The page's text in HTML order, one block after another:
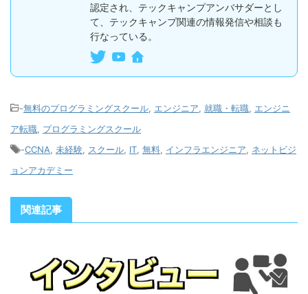
認定され、テックキャンプアンバサダーとし
て、テックキャンプ関連の情報発信や相談も
行なっている。
-無料のプログラミングスクール エンジニア 就職・転職 エンジニ
ア転職 プログラミングスクール
-CCNA 未経験 スクール IT 無料 インフラエンジニア
ネットビジ
ョンアカデミー
関連記事